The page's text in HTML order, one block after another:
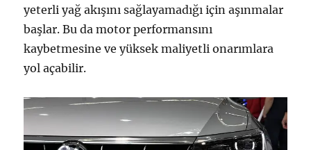
yeterli yağ akışını sağlayamadığı için aşınmalar
başlar. Bu da motor performansını
kaybetmesine ve yüksek maliyetli onarımlara
yol açabilir.